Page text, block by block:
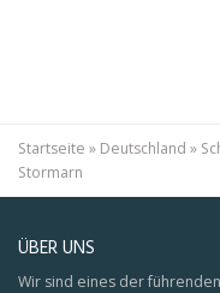
Startseite » Deutschland »
Stormarn
ÜBER UNS
Wir sind eines der